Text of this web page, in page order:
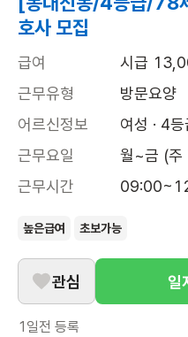
호사 모집
급여
시급
근무유형
방문요양
어르신정보
여성 · 4등
근무요일
월~금 (주
근무시간
높은급여 초보가능
관심 일
1일전 등록